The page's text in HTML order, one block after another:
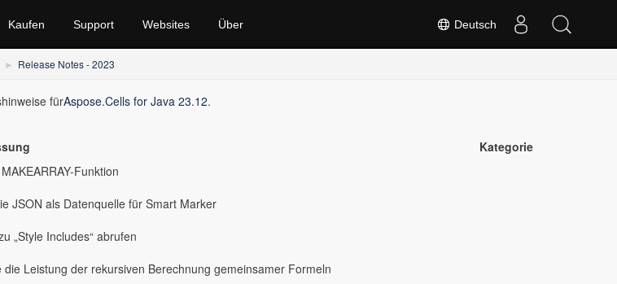
Deutsch
Kaufen Support Websites Über
Release Notes - 2023
fürAspose.Cells for Java 23.12.
Kategorie
Funktion
JSON als Datenquelle für Smart Marker
„Style Includes“ abrufen
die Leistung der rekursiven Berechnung gemeinsamer Formeln